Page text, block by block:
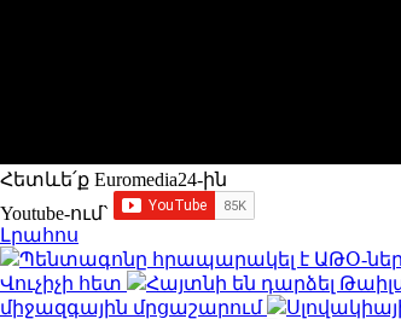
Հետևե՛ք Euromedia24-ին
Youtube-ում`
Լրահոս
Պենտագոնը հրապարակել է ԱԹՕ-ների
Վուչիչի հետ
Հայտնի են դարձել
միջազգային մրցաշարում